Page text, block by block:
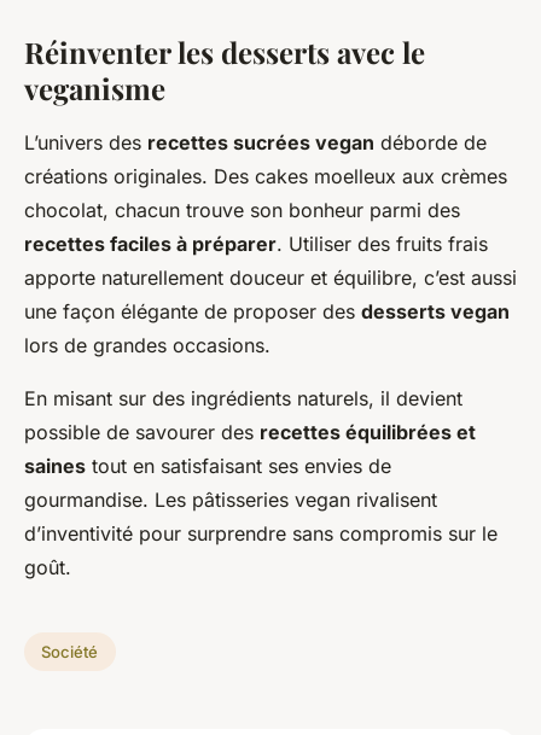
Réinventer les desserts avec le
veganisme
L’univers des recettes sucrées vegan déborde de
créations originales. Des cakes moelleux aux crèmes
chocolat, chacun trouve son bonheur parmi des
recettes faciles à préparer. Utiliser des fruits frais
apporte naturellement douceur et équilibre, c’est aussi
une façon élégante de proposer des desserts vegan
lors de grandes occasions.
En misant sur des ingrédients naturels, il devient
possible de savourer des recettes équilibrées et
saines tout en satisfaisant ses envies de
gourmandise. Les pâtisseries vegan rivalisent
d’inventivité pour surprendre sans compromis sur le
goût.
Société